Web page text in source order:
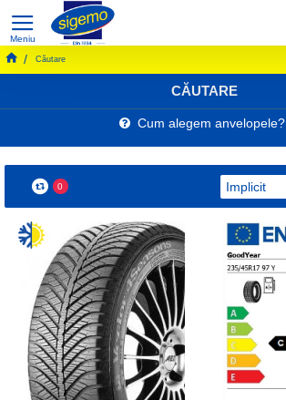
Căutare
CĂUTARE
Cum alegem anvelopele?
0